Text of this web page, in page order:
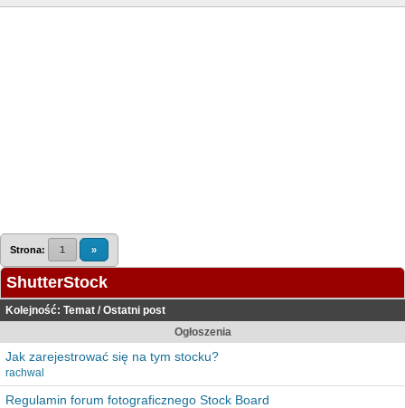
Strona: 1 »
ShutterStock
Kolejność: Temat / Ostatni post
Ogłoszenia
Jak zarejestrować się na tym stocku?
rachwal
Regulamin forum fotograficznego Stock Board